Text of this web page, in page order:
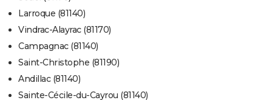
Larroque (81140)
Vindrac-Alayrac (81170)
Campagnac (81140)
Saint-Christophe (81190)
Andillac (81140)
Sainte-Cécile-du-Cayrou (81140)